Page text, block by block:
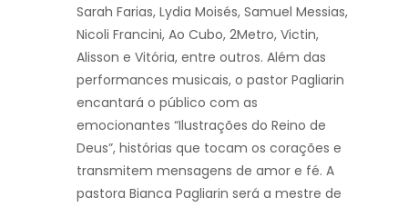
Sarah Farias, Lydia Moisés, Samuel Messias,
Nicoli Francini, Ao Cubo, 2Metro, Victin,
Alisson e Vitória, entre outros. Além das
performances musicais, o pastor Pagliarin
encantará o público com as
emocionantes “Ilustrações do Reino de
Deus”, histórias que tocam os corações e
transmitem mensagens de amor e fé. A
pastora Bianca Pagliarin será a mestre de